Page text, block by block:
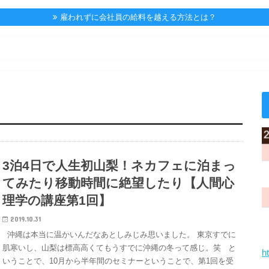
雇われずに会社員の給料を越える方法とは？
3泊4日で人生初山梨！ネカフェに泊まっ
てみたり移動時間に絶望したり【人間心
理学の講座第1回】
2019.10.31
沖縄は本当に温かいんだなあとしみじみ思いました。 東京すでに
肌寒いし、山梨は標高高くてもうすでに沖縄の冬って感じ。笑 と
いうことで、10月から半年間のセミナーということで、第1回を受